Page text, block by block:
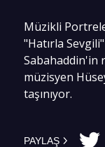
Müzikli
"Hatırla
Sabahaddin'in
müzisyen
taşınıyor.
PAYLAŞ